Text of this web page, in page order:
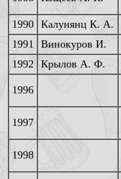
1990 Калунянц К. А.
1991
Винокуров И.
1992
Крылов А. Ф.
1996
1997
1998